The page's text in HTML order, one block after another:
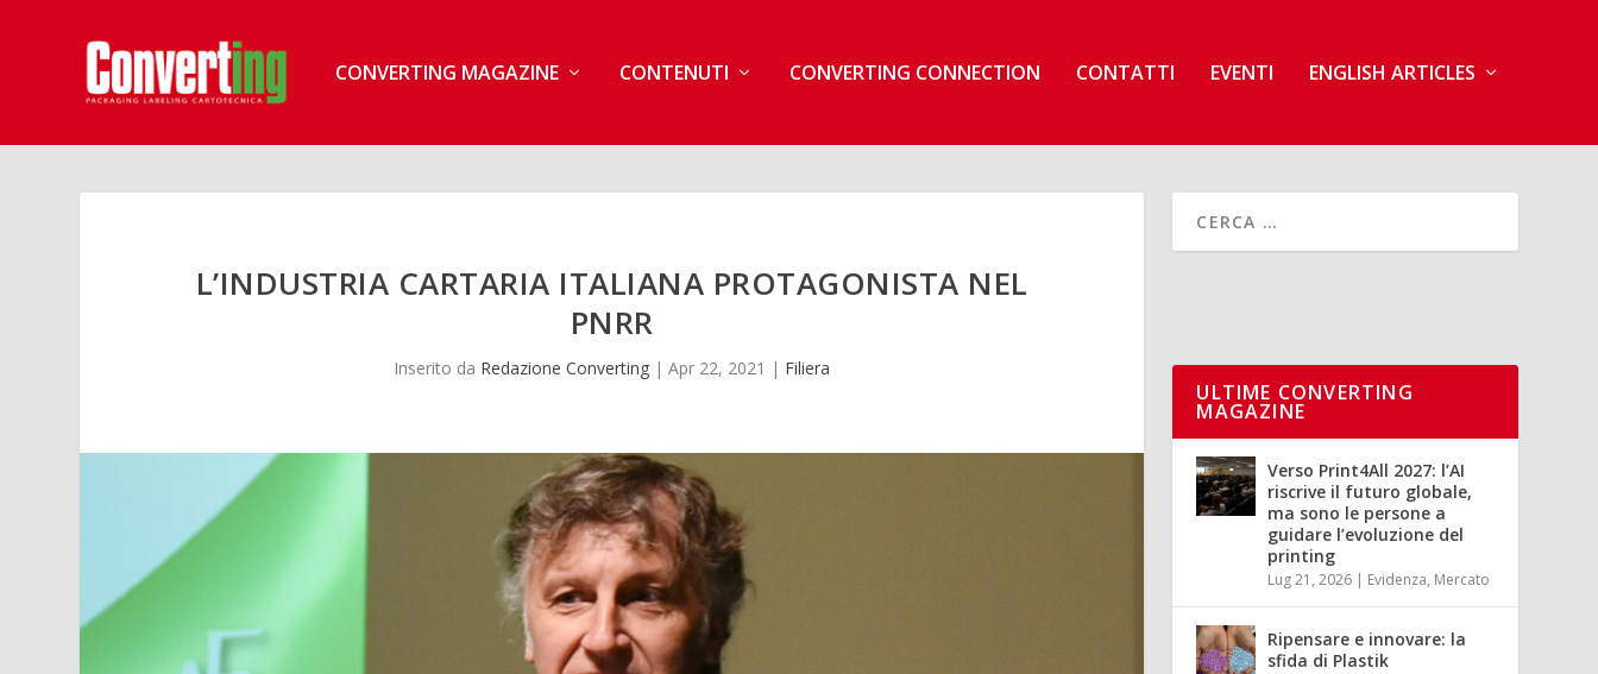
CONVERTING MAGAZINE CONTENUTI CONVERTING CONNECTION CONTATTI EVENTI ENGLISH ARTICLES
L’INDUSTRIA CARTARIA ITALIANA PROTAGONISTA NEL
PNRR
Inserito da Redazione Converting |Apr 22, 2021 | Filiera
ULTIME CONVERTING
MAGAZINE
Verso Print4All 2027: l’AI
riscrive il futuro globale,
ma sono le persone a
guidare l’evoluzione del
printing
Lug 21, 2026 | Evidenza, Mercato
Ripensare e innovare: la
sfida di Plastik